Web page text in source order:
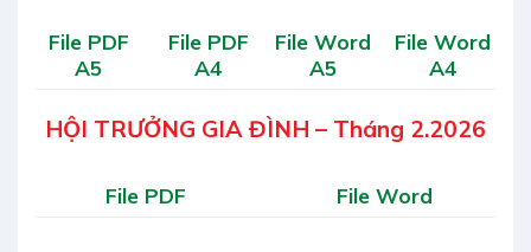
File PDF
A5
File PDF
A4
File Word
A5
File Word
A4
HỘI TRƯỞNG GIA ĐÌNH – Tháng 2.2026
File PDF File Word